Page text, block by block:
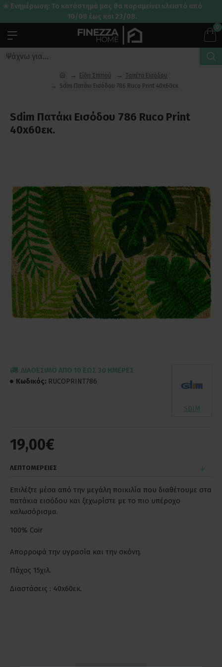
☀️ Ενημέρωση: Το κατάστημά μας θα παραμείνει κλειστό από
10/08 έως και 23/08.
0
Είδη Σπιτιού
Ταπέτα Εισόδου
Sdim Πατάκι Εισόδου 786 Ruco Print 40x60εκ.
Sdim Πατάκι Εισόδου 786 Ruco Print
40x60εκ.
19,00€
ΔΙΑΘΈΣΙΜΟ ΑΠΌ 10 ΈΩΣ 30 ΗΜΈΡΕΣ
Κωδικός: RUCOPRINT786
SDIM
ΛΕΠΤΟΜΕΡΕΙΕΣ
Επιλέξτε μέσα από την μεγάλη ποικιλία που διαθέτουμε στα
πατάκια εισόδου και ξεχωρίστε με το πιο υπέροχο
καλωσόρισμα.
100% Coir
Απορροφά την υγρασία και την σκόνη.
Πάχος 15χιλ.
Διαστάσεις : 40x60εκ.